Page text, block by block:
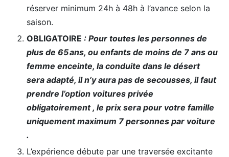
réserver minimum 24h à 48h à l’avance selon la
saison.
OBLIGATOIRE : Pour toutes les personnes de
plus de 65 ans, ou enfants de moins de 7 ans ou
femme enceinte, la conduite dans le désert
sera adapté, il n’y aura pas de secousses, il faut
prendre l’option voitures privée
obligatoirement, le prix sera pour votre famille
uniquement maximum 7 personnes par voiture
.
L’expérience débute par une traversée excitante